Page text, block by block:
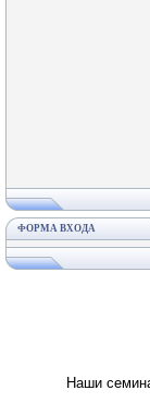
ФОРМА ВХОДА
Наши